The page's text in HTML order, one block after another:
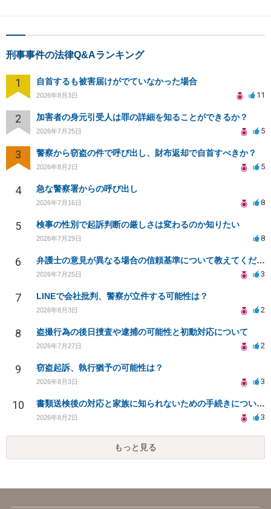
刑事事件の法律Q&Aランキング
1 自首するも被害届けがでていなかった場合
2026年8月3日 11
2 加害者の身元引受人は罪の詳細を知ることができるか？
2026年7月25日 5
3 警察から窃盗の件で呼び出し、財布返却で自首すべきか？
2026年8月2日 5
4 急な警察署からの呼び出し
2026年7月16日 8
5 検事の性別で起訴判断の厳しさは変わるのか知りたい
2026年7月29日 8
6 弁護士の意見が異なる場合の信頼基準について教えてください
2026年7月25日 3
7 LINEで会社批判、警察が立件する可能性は？
2026年8月3日 2
8 盗撮行為の後日捜査や逮捕の可能性と初動対応について
2026年7月27日 2
9 窃盗起訴、執行猶予の可能性は？
2026年8月3日 3
10 書類送検後の対応と家族に知られないための手続きについて相談
2026年8月2日 3
もっと見る